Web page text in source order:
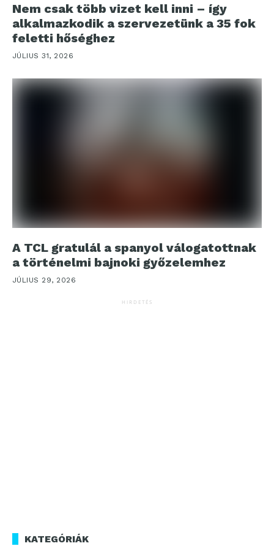
Nem csak több vizet kell inni – így
alkalmazkodik a szervezetünk a 35 fok
feletti hőséghez
JÚLIUS 31, 2026
A TCL gratulál a spanyol válogatottnak
a történelmi bajnoki győzelemhez
JÚLIUS 29, 2026
HIRDETÉS
KATEGÓRIÁK